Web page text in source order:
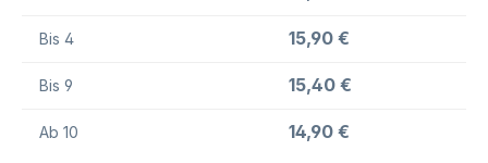
Bis 4 15,90 €
Bis 9 15,40 €
Ab 10 14,90 €